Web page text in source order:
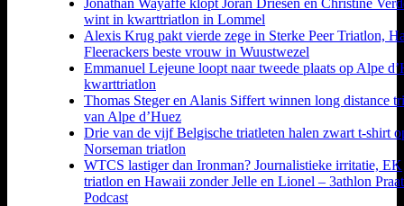
Jonathan Wayaffe klopt Joran Driesen en Christine
wint in kwarttriatlon in Lommel
Alexis Krug pakt vierde zege in Sterke Peer Triatlon,
Fleerackers beste vrouw in Wuustwezel
Emmanuel Lejeune loopt naar tweede plaats op Alpe
kwarttriatlon
Thomas Steger en Alanis Siffert winnen long distance
van Alpe d’Huez
Drie van de vijf Belgische triatleten halen zwart t-shirt
Norseman triatlon
WTCS lastiger dan Ironman? Journalistieke irritatie, EK
triatlon en Hawaii zonder Jelle en Lionel – 3athlon
Podcast